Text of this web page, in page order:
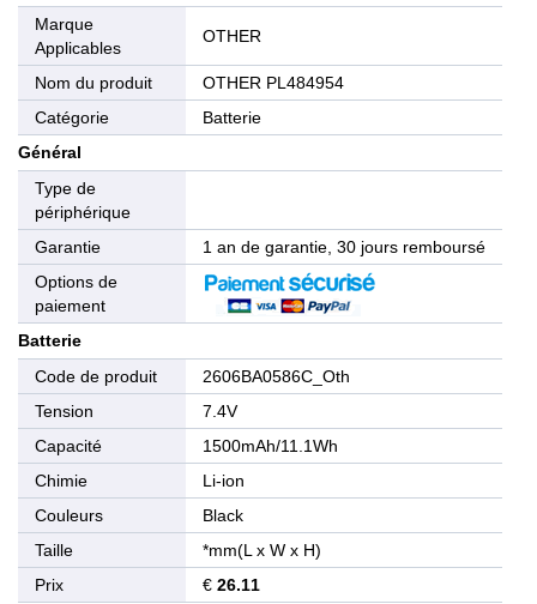
Marque
Applicables
OTHER
Nom du produit
OTHER PL484954
Catégorie
Batterie
Général
Type de
périphérique
Garantie
1 an de garantie, 30 jours remboursé
Options de
paiement
Batterie
Code de produit
2606BA0586C_Oth
Tension
7.4V
Capacité
1500mAh/11.1Wh
Chimie
Li-ion
Couleurs
Black
Taille
*mm(L x W x H)
Prix
€ 26.11